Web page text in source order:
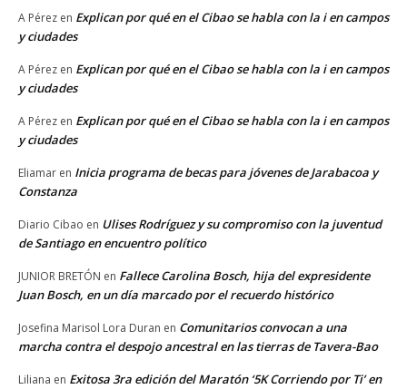
A Pérez en Explican por qué en el Cibao se habla con la i en campos
y ciudades
A Pérez en Explican por qué en el Cibao se habla con la i en campos
y ciudades
A Pérez en Explican por qué en el Cibao se habla con la i en campos
y ciudades
Eliamar en Inicia programa de becas para jóvenes de Jarabacoa y
Constanza
Diario Cibao en Ulises Rodríguez y su compromiso con la juventud
de Santiago en encuentro político
JUNIOR BRETÓN en Fallece Carolina Bosch, hija del expresidente
Juan Bosch, en un día marcado por el recuerdo histórico
Josefina Marisol Lora Duran en Comunitarios convocan a una
marcha contra el despojo ancestral en las tierras de Tavera-Bao
Liliana en Exitosa 3ra edición del Maratón ‘5K Corriendo por Ti’ en